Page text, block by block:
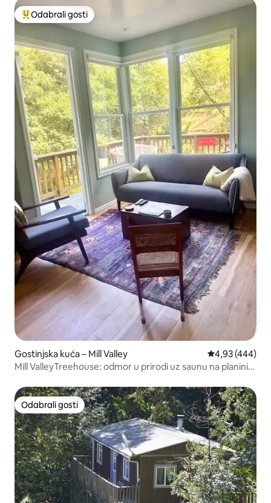
Među najviše rangiranima s oznakom „Odabrali gosti”
Odabrali gosti
Gostinjska kuća – Mill Valley Prosječna
4,93 (444)
Mill ValleyTreehouse: odmor u prirodi uz saunu na planini
Odabrali gosti
Odabrali gosti